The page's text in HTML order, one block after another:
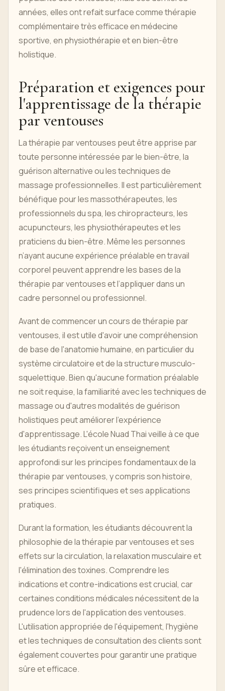
années, elles ont refait surface comme thérapie
complémentaire très efficace en médecine
sportive, en physiothérapie et en bien-être
holistique.
Préparation et exigences pour
l'apprentissage de la thérapie
par ventouses
La thérapie par ventouses peut être apprise par
toute personne intéressée par le bien-être, la
guérison alternative ou les techniques de
massage professionnelles. Il est particulièrement
bénéfique pour les massothérapeutes, les
professionnels du spa, les chiropracteurs, les
acupuncteurs, les physiothérapeutes et les
praticiens du bien-être. Même les personnes
n’ayant aucune expérience préalable en travail
corporel peuvent apprendre les bases de la
thérapie par ventouses et l’appliquer dans un
cadre personnel ou professionnel.
Avant de commencer un cours de thérapie par
ventouses, il est utile d'avoir une compréhension
de base de l'anatomie humaine, en particulier du
système circulatoire et de la structure musculo-
squelettique. Bien qu'aucune formation préalable
ne soit requise, la familiarité avec les techniques de
massage ou d'autres modalités de guérison
holistiques peut améliorer l'expérience
d'apprentissage. L'école Nuad Thai veille à ce que
les étudiants reçoivent un enseignement
approfondi sur les principes fondamentaux de la
thérapie par ventouses, y compris son histoire,
ses principes scientifiques et ses applications
pratiques.
Durant la formation, les étudiants découvrent la
philosophie de la thérapie par ventouses et ses
effets sur la circulation, la relaxation musculaire et
l'élimination des toxines. Comprendre les
indications et contre-indications est crucial, car
certaines conditions médicales nécessitent de la
prudence lors de l'application des ventouses.
L'utilisation appropriée de l'équipement, l'hygiène
et les techniques de consultation des clients sont
également couvertes pour garantir une pratique
sûre et efficace.